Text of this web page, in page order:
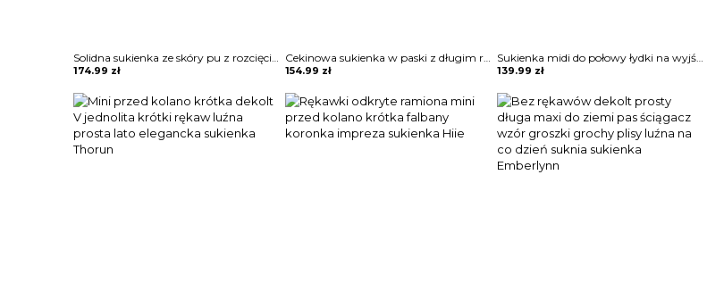
Solidna sukienka ze skóry pu z rozcięciami Hilga
174.99 zł
Cekinowa sukienka w paski z długim rękawem Teryl
154.99 zł
Sukienka midi do połowy łydki na wyjście elegancka zwiewna rozkloszowana krótkie rękawy Altrud
139.99 zł